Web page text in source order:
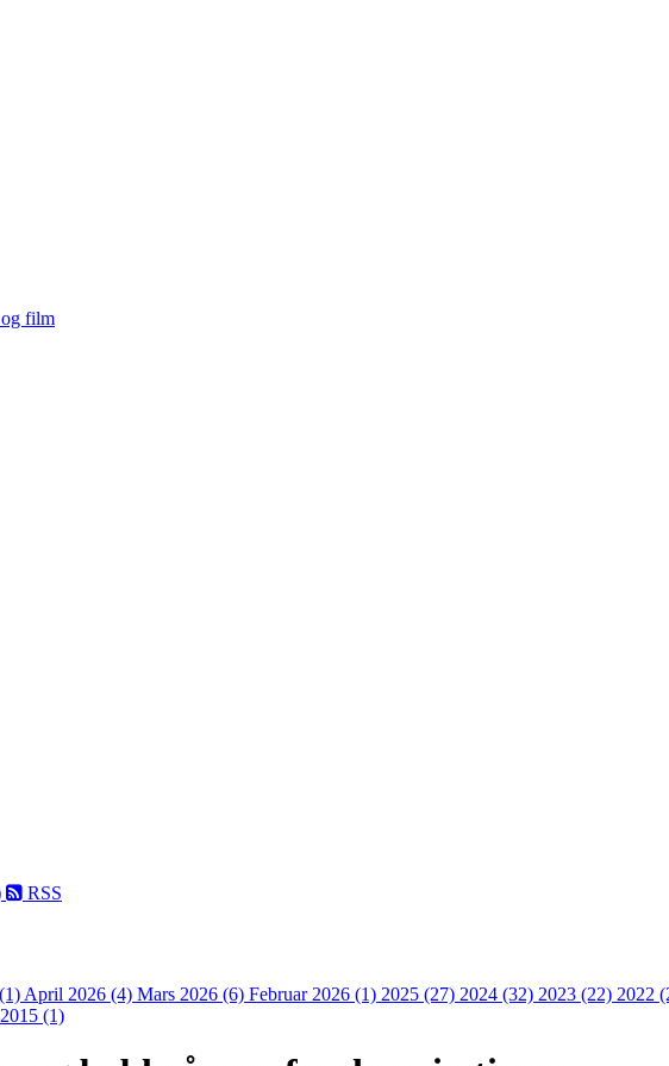
film
RSS
April 2026 (4) Mars 2026 (6) Februar 2026 (1) 2025 (27) 2024 (32) 2023 (22) 2022
2015 (1)